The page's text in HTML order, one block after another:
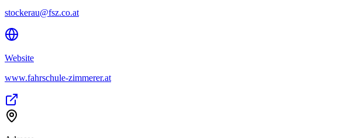
stockerau@fsz.co.at
Website
www.fahrschule-zimmerer.at